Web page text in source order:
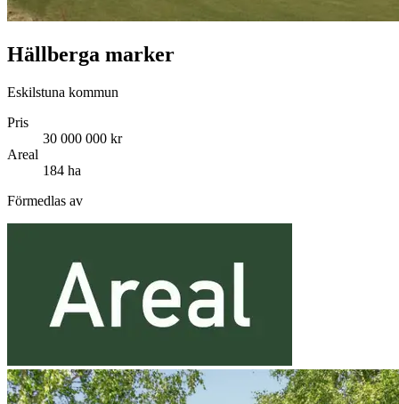
Hällberga marker
Eskilstuna kommun
Pris
30 000 000 kr
Areal
184 ha
Förmedlas av